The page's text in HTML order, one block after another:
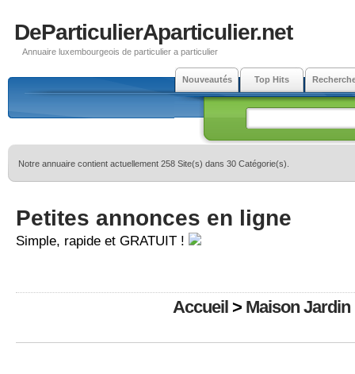
DeParticulierAparticulier.net
Annuaire luxembourgeois de particulier a particulier
Nouveautés Top Hits
Notre annuaire contient actuellement 258 Site(s) dans 30 Catégorie(s).
Petites annonces en ligne
Simple, rapide et GRATUIT !
Accueil > Maison Jardin